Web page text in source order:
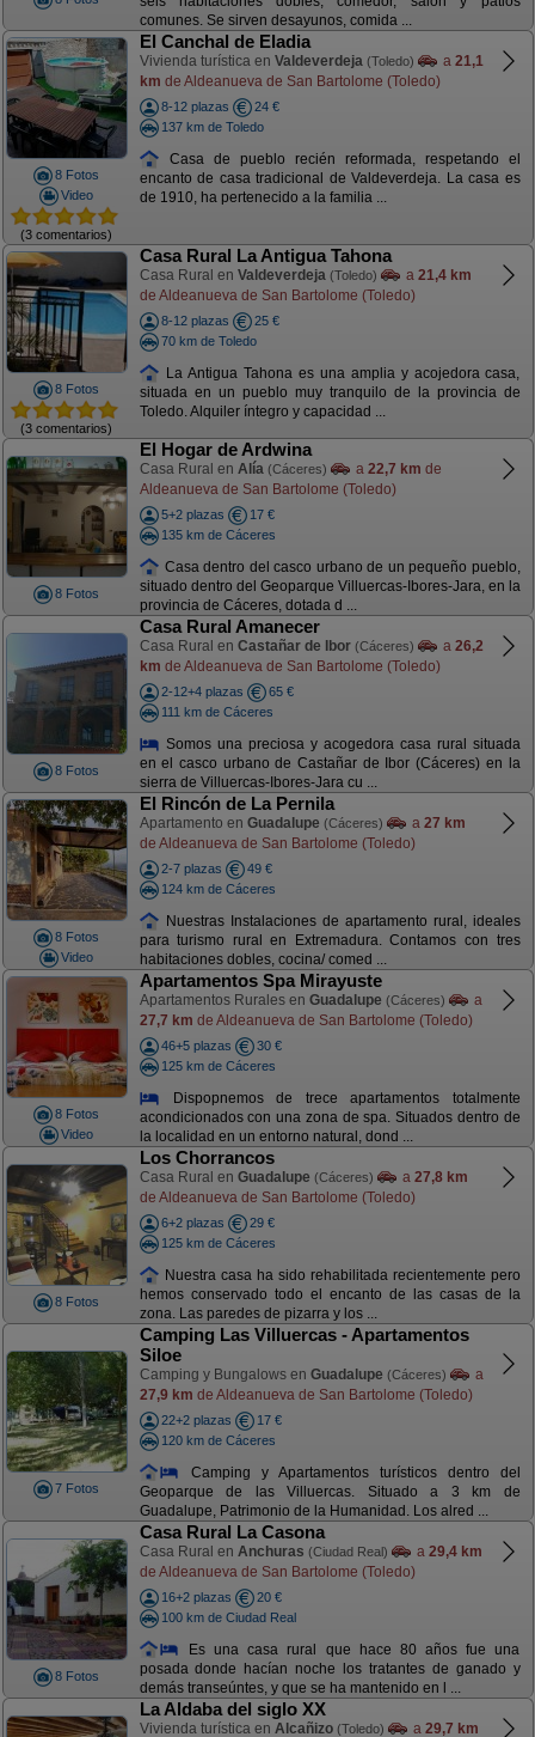
comunes. Se sirven desayunos, comida ...
8 Fotos
Video
(3 comentarios)
El Canchal de Eladia
Vivienda turística en Valdeverdeja (Toledo) a 21,1
km de Aldeanueva de San Bartolome (Toledo)
8-12 plazas
24 €
137 km de Toledo
Casa de pueblo recién reformada, respetando el
encanto de casa tradicional de Valdeverdeja. La casa es
de 1910, ha pertenecido a la familia ...
8 Fotos
(3 comentarios)
Casa Rural La Antigua Tahona
Casa Rural en Valdeverdeja (Toledo) a 21,4 km
de Aldeanueva de San Bartolome (Toledo)
8-12 plazas
25 €
70 km de Toledo
La Antigua Tahona es una amplia y acojedora casa,
situada en un pueblo muy tranquilo de la provincia de
Toledo. Alquiler íntegro y capacidad ...
8 Fotos
El Hogar de Ardwina
Casa Rural en Alía (Cáceres) a 22,7 km de
Aldeanueva de San Bartolome (Toledo)
5+2 plazas
17 €
135 km de Cáceres
Casa dentro del casco urbano de un pequeño pueblo,
situado dentro del Geoparque Villuercas-Ibores-Jara, en la
provincia de Cáceres, dotada d ...
8 Fotos
Casa Rural Amanecer
Casa Rural en Castañar de Ibor (Cáceres) a 26,2
km de Aldeanueva de San Bartolome (Toledo)
2-12+4 plazas
65 €
111 km de Cáceres
Somos una preciosa y acogedora casa rural situada
en el casco urbano de Castañar de Ibor (Cáceres) en la
sierra de Villuercas-Ibores-Jara cu ...
8 Fotos
Video
El Rincón de La Pernila
Apartamento en Guadalupe (Cáceres) a 27 km
de Aldeanueva de San Bartolome (Toledo)
2-7 plazas
49 €
124 km de Cáceres
Nuestras Instalaciones de apartamento rural, ideales
para turismo rural en Extremadura. Contamos con tres
habitaciones dobles, cocina/ comed ...
8 Fotos
Video
Apartamentos Spa Mirayuste
Apartamentos Rurales en Guadalupe (Cáceres)
a
27,7 km de Aldeanueva de San Bartolome (Toledo)
46+5 plazas
30 €
125 km de Cáceres
Dispopnemos de trece apartamentos totalmente
acondicionados con una zona de spa. Situados dentro de
la localidad en un entorno natural, dond ...
8 Fotos
Los Chorrancos
Casa Rural en Guadalupe (Cáceres) a 27,8 km
de Aldeanueva de San Bartolome (Toledo)
6+2 plazas
29 €
125 km de Cáceres
Nuestra casa ha sido rehabilitada recientemente pero
hemos conservado todo el encanto de las casas de la
zona. Las paredes de pizarra y los ...
7 Fotos
Camping Las Villuercas - Apartamentos
Siloe
Camping y Bungalows en Guadalupe (Cáceres)
a
27,9 km de Aldeanueva de San Bartolome (Toledo)
22+2 plazas
17 €
120 km de Cáceres
Camping y Apartamentos turísticos dentro del
Geoparque de las Villuercas. Situado a 3 km de
Guadalupe, Patrimonio de la Humanidad. Los alred ...
8 Fotos
Casa Rural La Casona
Casa Rural en Anchuras (Ciudad Real) a 29,4 km
de Aldeanueva de San Bartolome (Toledo)
16+2 plazas
20 €
100 km de Ciudad Real
Es una casa rural que hace 80 años fue una
posada donde hacían noche los tratantes de ganado y
demás transeúntes, y que se ha mantenido en l ...
La Aldaba del siglo XX
Vivienda turística en Alcañizo (Toledo) a 29,7 km